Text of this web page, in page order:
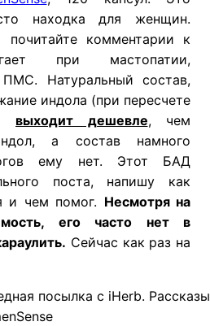
находка для женщин.
почитайте комментарии к
при мастопатии,
ПМС. Натуральный состав,
индола (при пересчете
выходит дешевле, чем
а состав намного
ему нет. Этот БАД
поста, напишу как
и чем помог. Несмотря на
его часто нет в
Сейчас как раз на